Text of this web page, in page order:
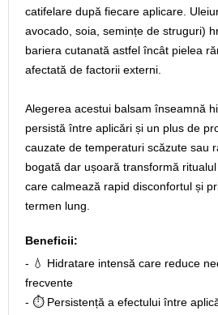
catifelare după fiecare aplicare.
avocado, soia, semințe de struguri)
bariera cutanată astfel încât pielea
afectată de factorii externi.
Alegerea acestui balsam înseamnă
persistă între aplicări și un plus de
cauzate de temperaturi scăzute sau
bogată dar ușoară transformă
care calmează rapid disconfortul și
termen lung.
Beneficii:
- 💧 Hidratare intensă care reduce
frecvente
- ⏱️ Persistență a efectului între